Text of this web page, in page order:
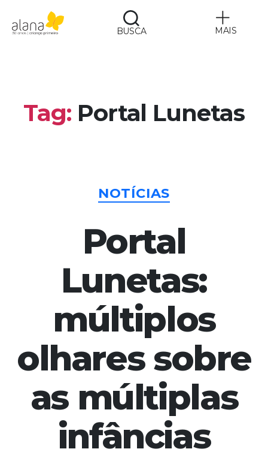
BUSCA MAIS
Tag: Portal Lunetas
Categorias
NOTÍCIAS
Portal
Lunetas:
múltiplos
olhares sobre
as múltiplas
infâncias